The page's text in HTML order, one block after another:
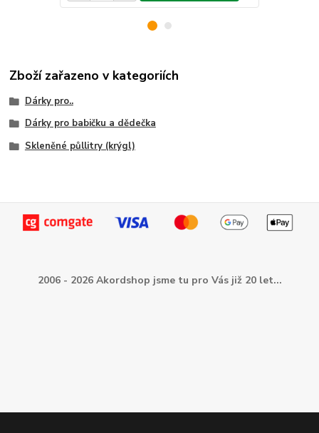
Zboží zařazeno v kategoriích
Dárky pro..
Dárky pro babičku a dědečka
Skleněné půllitry (krýgl)
2006 - 2026 Akordshop jsme tu pro Vás již 20 let...